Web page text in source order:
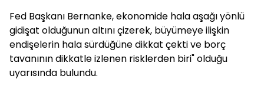
Fed Başkanı Bernanke, ekonomide hala aşağı yönlü
gidişat olduğunun altını çizerek, büyümeye ilişkin
endişelerin hala sürdüğüne dikkat çekti ve borç
tavanının dikkatle izlenen risklerden biri" olduğu
uyarısında bulundu.